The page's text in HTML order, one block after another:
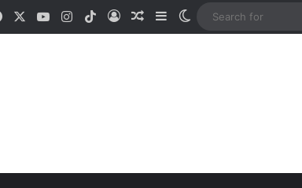
FacebookYouTubeInstagram
TikTokLog InRandom Article
SidebarSwitch skin